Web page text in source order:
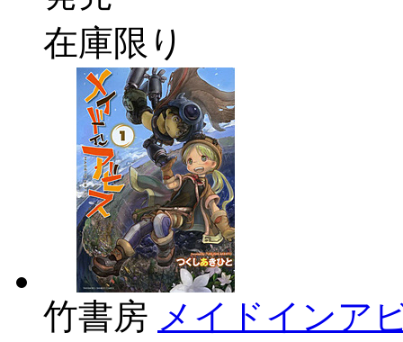
在庫限り
竹書房 メイドインア